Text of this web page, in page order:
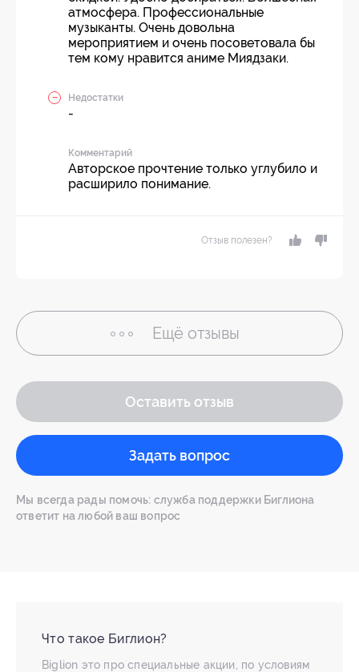
атмосфера. Профессиональные
музыканты. Очень довольна
мероприятием и очень посоветовала бы
тем кому нравится аниме Миядзаки.
Недостатки
-
Комментарий
Авторское прочтение только углубило и
расширило понимание.
Отзыв полезен?
Ещё отзывы
Оставить отзыв
Задать вопрос
Мы всегда рады помочь: служба поддержки Биглиона
ответит на любой ваш вопрос
Что такое Биглион?
Biglion это про специальные акции, по условиям